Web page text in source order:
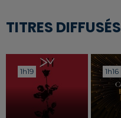
TITRES DIFFUSÉS
1h19
1h19 1h16
1h16